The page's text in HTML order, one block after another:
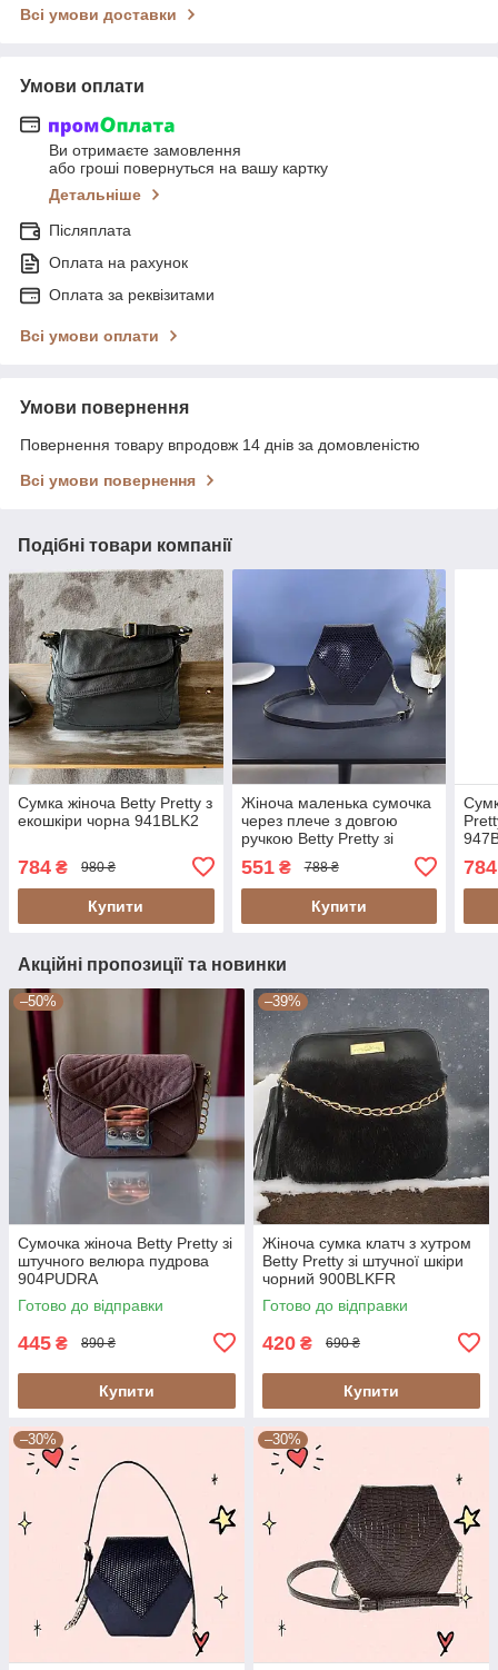
Всі умови доставки
Умови оплати
Ви отримаєте замовлення
або гроші повернуться на вашу картку
Детальніше
Післяплата
Оплата на рахунок
Оплата за реквізитами
Всі умови оплати
Умови повернення
Повернення товару впродовж 14 днів за домовленістю
Всі умови повернення
Подібні товари компанії
Сумка жіноча Betty Pretty з
екошкіри чорна 941BLK2
784 ₴ 980 ₴
Купити
Жіноча маленька сумочка
через плече з довгою
ручкою Betty Pretty зі
967BLUER
551₴ 788 ₴
Купити
784
Акційні пропозиції та новинки
–50%
Сумочка жіноча Betty Pretty зі
штучного велюра пудрова
904PUDRA
Готово до відправки
445 ₴ 890 ₴
Купити
–39%
Жіноча сумка клатч з хутром
Betty Pretty зі штучної шкіри
чорний 900BLKFR
Готово до відправки
420 ₴ 690 ₴
Купити
–30% –30%